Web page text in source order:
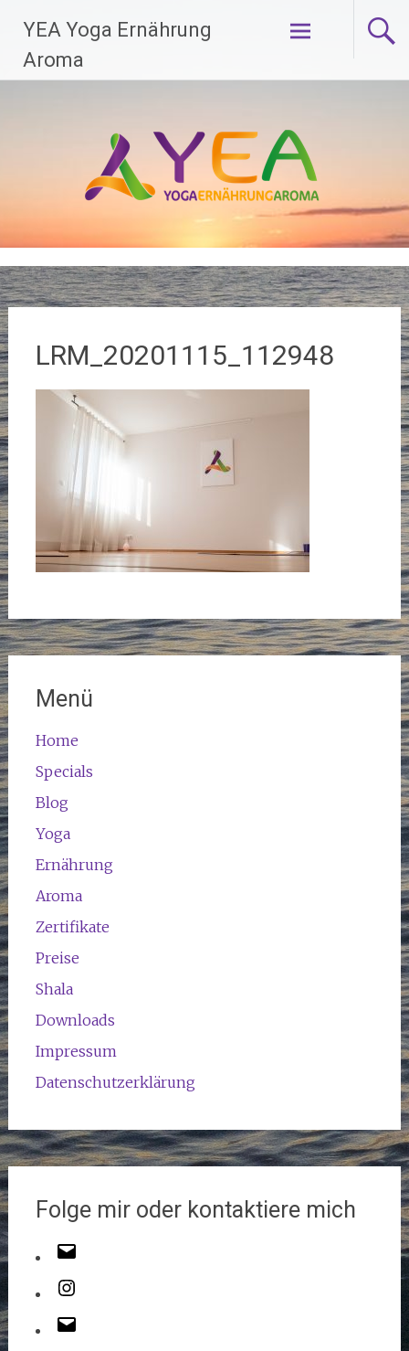
Inhalt
springen
YEA Yoga Ernährung
Aroma
LRM_20201115_112948
Menü
Home
Specials
Blog
Yoga
Ernährung
Aroma
Zertifikate
Preise
Shala
Downloads
Impressum
Datenschutzerklärung
Folge mir oder kontaktiere mich